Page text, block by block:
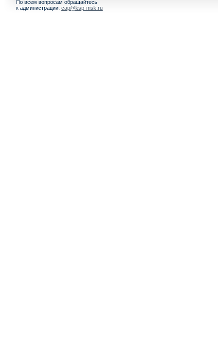
По всем вопросам обращайтесь
к администрации: cap@ksp-msk.ru